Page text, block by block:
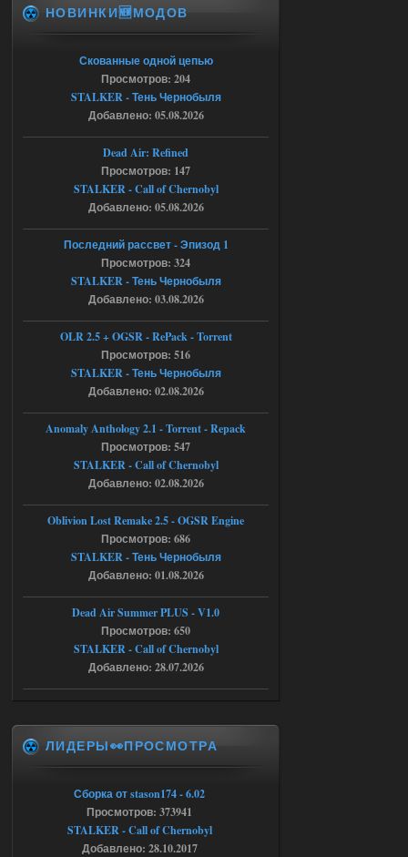
как изменить макс сумму
ставки в файлах чтобы
Ответить ➤
Тайна Зоны - Remaster 2026
Stalker-Mods-Clan-su
Доступно только для пользователей
Ответить ➤
05.08.2026
Тайна Зоны - Remaster 2026
AndreySA
патч я установил после
установки мода, да, ладно,
наверное вы правы придется ожидать
Тайна Зоны - Remaster 2026
Stalker-Mods-Clan-su
Доступно только для пользователей
Ответить ➤
Тайна Зоны - Remaster 2026
20:25
AndreySA
[05.08.26
20:23:10.934] [17468]
FATAL ERROR
[error]Expression : FATAL ERROR
t_engine.cpp
[error]Description :
shadow of
chernobyl\gamedata\scripts\xr_camper.sc
ript:510: attempt to index local 'manager'
(a nil value)
Вылет после захода в Припять.
НОВИНКИ🆕МОДОВ
Скованные одной цепью
Просмотров: 204
STALKER - Тень Чернобыля
Добавлено: 05.08.2026
Dead Air: Refined
Просмотров: 147
STALKER - Call of Chernobyl
Добавлено: 05.08.2026
Последний рассвет - Эпизод 1
Просмотров: 324
STALKER - Тень Чернобыля
Добавлено: 03.08.2026
OLR 2.5 + OGSR - RePack - Torrent
Просмотров: 516
STALKER - Тень Чернобыля
Добавлено: 02.08.2026
Anomaly Anthology 2.1 - Torrent - Repack
Просмотров: 547
STALKER - Call of Chernobyl
Добавлено: 02.08.2026
Oblivion Lost Remake 2.5 - OGSR Engine
Просмотров: 686
STALKER - Тень Чернобыля
Добавлено: 01.08.2026
Dead Air Summer PLUS - V1.0
Просмотров: 650
STALKER - Call of Chernobyl
Добавлено: 28.07.2026
ЛИДЕРЫ👀ПРОСМОТРА
Сборка от stason174 - 6.02
Просмотров: 373941
STALKER - Call of Chernobyl
Добавлено: 28.10.2017